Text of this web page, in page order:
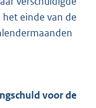
het einde van de
voor de